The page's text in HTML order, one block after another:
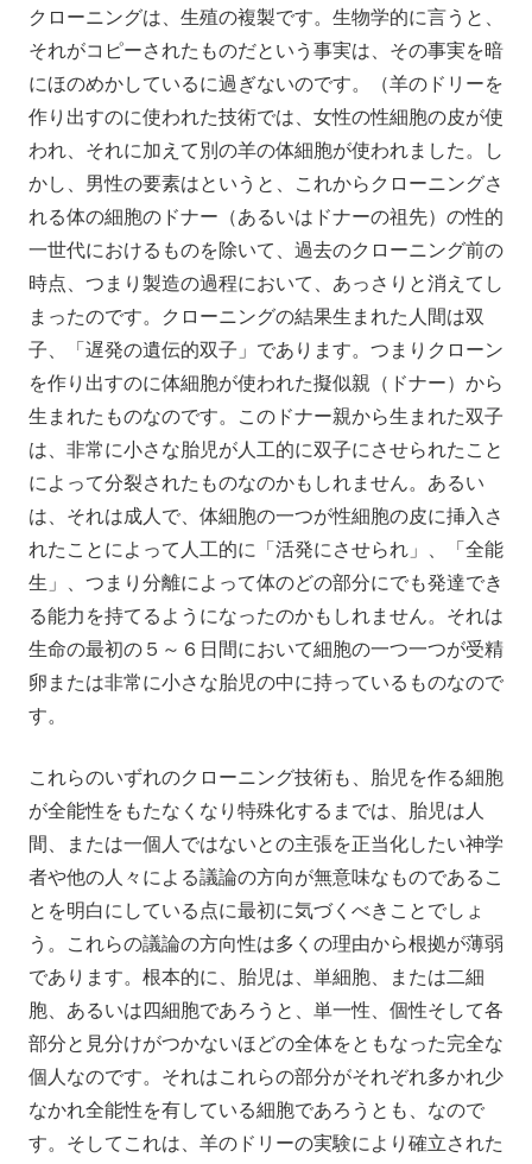
クローニングは、生殖の複製です。生物学的に言うと、
それがコピーされたものだという事実は、その事実を暗
にほのめかしているに過ぎないのです。（羊のドリーを
作り出すのに使われた技術では、女性の性細胞の皮が使
われ、それに加えて別の羊の体細胞が使われました。し
かし、男性の要素はというと、これからクローニングさ
れる体の細胞のドナー（あるいはドナーの祖先）の性的
一世代におけるものを除いて、過去のクローニング前の
時点、つまり製造の過程において、あっさりと消えてし
まったのです。クローニングの結果生まれた人間は双
子、「遅発の遺伝的双子」であります。つまりクローン
を作り出すのに体細胞が使われた擬似親（ドナー）から
生まれたものなのです。このドナー親から生まれた双子
は、非常に小さな胎児が人工的に双子にさせられたこと
によって分裂されたものなのかもしれません。あるい
は、それは成人で、体細胞の一つが性細胞の皮に挿入さ
れたことによって人工的に「活発にさせられ」、「全能
生」、つまり分離によって体のどの部分にでも発達でき
る能力を持てるようになったのかもしれません。それは
生命の最初の５～６日間において細胞の一つ一つが受精
卵または非常に小さな胎児の中に持っているものなので
す。
これらのいずれのクローニング技術も、胎児を作る細胞
が全能性をもたなくなり特殊化するまでは、胎児は人
間、または一個人ではないとの主張を正当化したい神学
者や他の人々による議論の方向が無意味なものであるこ
とを明白にしている点に最初に気づくべきことでしょ
う。これらの議論の方向性は多くの理由から根拠が薄弱
であります。根本的に、胎児は、単細胞、または二細
胞、あるいは四細胞であろうと、単一性、個性そして各
部分と見分けがつかないほどの全体をともなった完全な
個人なのです。それはこれらの部分がそれぞれ多かれ少
なかれ全能性を有している細胞であろうとも、なので
す。そしてこれは、羊のドリーの実験により確立された